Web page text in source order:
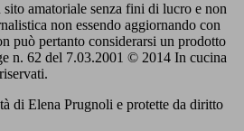
amatoriale senza fini di lucro e non
non essendo aggiornando con
può pertanto considerarsi un prodotto
n. 62 del 7.03.2001 © 2014 In cucina
di Elena Prugnoli e protette da diritto